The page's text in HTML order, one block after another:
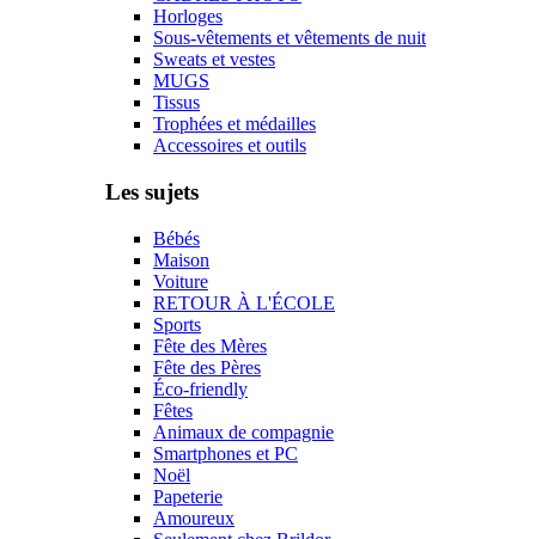
Horloges
Sous-vêtements et vêtements de nuit
Sweats et vestes
MUGS
Tissus
Trophées et médailles
Accessoires et outils
Les sujets
Bébés
Maison
Voiture
RETOUR À L'ÉCOLE
Sports
Fête des Mères
Fête des Pères
Éco-friendly
Fêtes
Animaux de compagnie
Smartphones et PC
Noël
Papeterie
Amoureux